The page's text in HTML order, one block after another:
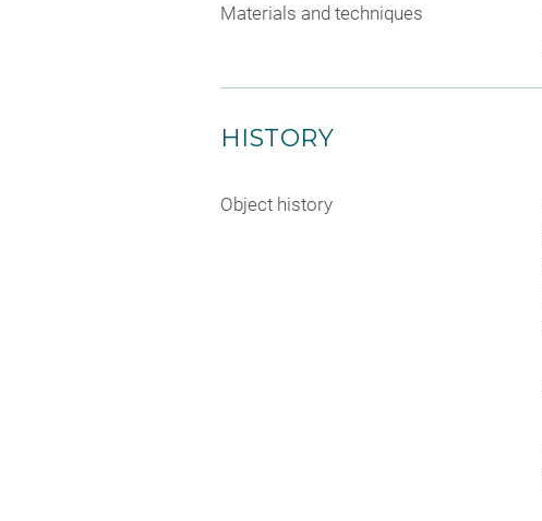
Materials and techniques
HISTORY
Object history